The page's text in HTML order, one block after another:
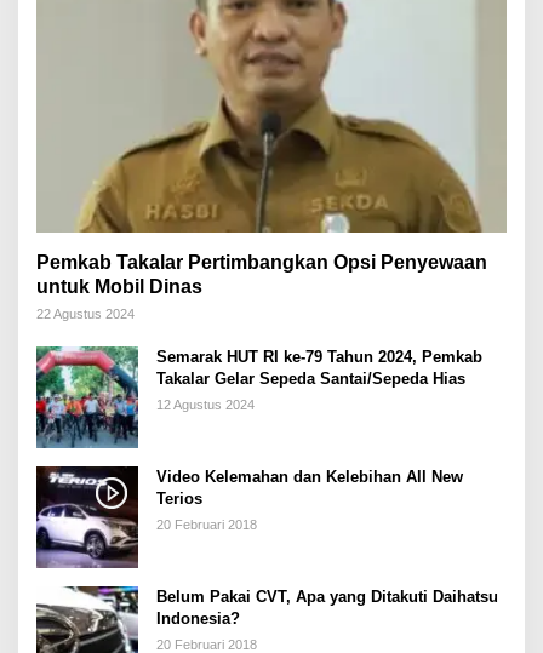
Pemkab Takalar Pertimbangkan Opsi Penyewaan
untuk Mobil Dinas
22 Agustus 2024
Semarak HUT RI ke-79 Tahun 2024, Pemkab
Takalar Gelar Sepeda Santai/Sepeda Hias
12 Agustus 2024
Video Kelemahan dan Kelebihan All New
Terios
20 Februari 2018
Belum Pakai CVT, Apa yang Ditakuti Daihatsu
Indonesia?
20 Februari 2018